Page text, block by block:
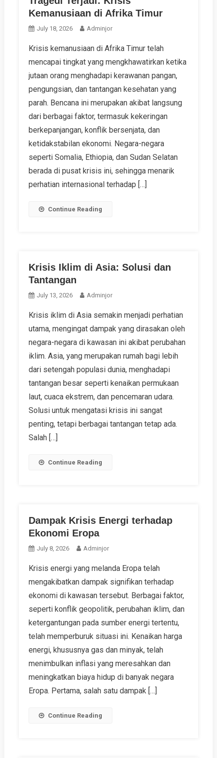
Kemanusiaan di Afrika Timur
July 18, 2026 Adminjor
Krisis kemanusiaan di Afrika Timur telah
mencapai tingkat yang mengkhawatirkan ketika
jutaan orang menghadapi kerawanan pangan,
pengungsian, dan tantangan kesehatan yang
parah. Bencana ini merupakan akibat langsung
dari berbagai faktor, termasuk kekeringan
berkepanjangan, konflik bersenjata, dan
ketidakstabilan ekonomi. Negara-negara
seperti Somalia, Ethiopia, dan Sudan Selatan
berada di pusat krisis ini, sehingga menarik
perhatian internasional terhadap […]
Continue Reading
Krisis Iklim di Asia: Solusi dan
Tantangan
July 13, 2026 Adminjor
Krisis iklim di Asia semakin menjadi perhatian
utama, mengingat dampak yang dirasakan oleh
negara-negara di kawasan ini akibat perubahan
iklim. Asia, yang merupakan rumah bagi lebih
dari setengah populasi dunia, menghadapi
tantangan besar seperti kenaikan permukaan
laut, cuaca ekstrem, dan pencemaran udara.
Solusi untuk mengatasi krisis ini sangat
penting, tetapi berbagai tantangan tetap ada.
Salah […]
Continue Reading
Dampak Krisis Energi terhadap
Ekonomi Eropa
July 8, 2026 Adminjor
Krisis energi yang melanda Eropa telah
mengakibatkan dampak signifikan terhadap
ekonomi di kawasan tersebut. Berbagai faktor,
seperti konflik geopolitik, perubahan iklim, dan
ketergantungan pada sumber energi tertentu,
telah memperburuk situasi ini. Kenaikan harga
energi, khususnya gas dan minyak, telah
menimbulkan inflasi yang meresahkan dan
meningkatkan biaya hidup di banyak negara
Eropa. Pertama, salah satu dampak […]
Continue Reading